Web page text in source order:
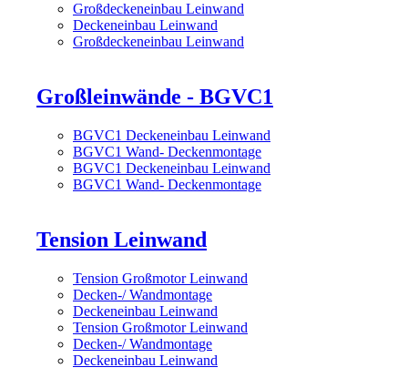
Großdeckeneinbau Leinwand
Deckeneinbau Leinwand
Großdeckeneinbau Leinwand
Großleinwände - BGVC1
BGVC1 Deckeneinbau Leinwand
BGVC1 Wand- Deckenmontage
BGVC1 Deckeneinbau Leinwand
BGVC1 Wand- Deckenmontage
Tension Leinwand
Tension Großmotor Leinwand
Decken-/ Wandmontage
Deckeneinbau Leinwand
Tension Großmotor Leinwand
Decken-/ Wandmontage
Deckeneinbau Leinwand